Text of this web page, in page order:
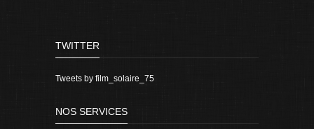
TWITTER
Tweets by film_solaire_75
NOS SERVICES